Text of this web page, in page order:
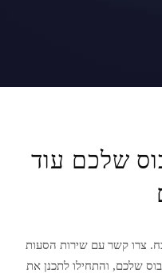
שלכם עוד
צרו קשר עם שירות הסעות
שלכם, והתחילו לתכנן את